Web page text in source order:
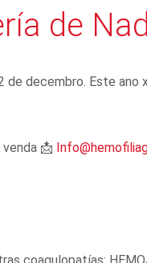
de
de decembro. Este ano
📩
coagulopatías: